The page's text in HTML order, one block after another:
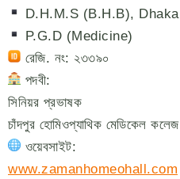
D.H.M.S (B.H.B), Dhaka
P.G.D (Medicine)
রেজি. নং: ২৩৩৯০
পদবী:
সিনিয়র প্রভাষক
চাঁদপুর হোমিওপ্যাথিক মেডিকেল কলেজ
ওয়েবসাইট:
www.zamanhomeohall.com